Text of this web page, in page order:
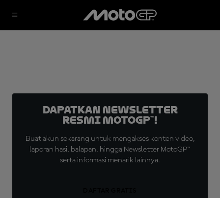
Dapatkan Newsletter
Resmi MotoGP™!
Buat akun sekarang untuk mengakses konten video,
laporan hasil balapan, hingga Newsletter MotoGP™
serta informasi menarik lainnya.